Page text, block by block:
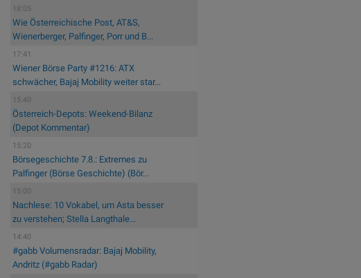
18:05
Wie Österreichische Post, AT&S,
Wienerberger, Palfinger, Porr und B...
17:41
Wiener Börse Party #1216: ATX
schwächer, Bajaj Mobility weiter star...
15:40
Österreich-Depots: Weekend-Bilanz
(Depot Kommentar)
15:20
Börsegeschichte 7.8.: Extremes zu
Palfinger (Börse Geschichte) (Bör...
15:00
Nachlese: 10 Vokabel, um Asta besser
zu verstehen; Stella Langthale...
14:40
#gabb Volumensradar: Bajaj Mobility,
Andritz (#gabb Radar)